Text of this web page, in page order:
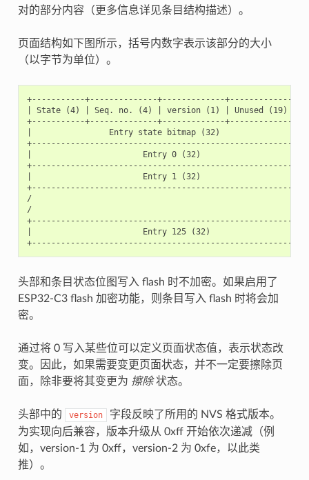
对的部分内容（更多信息详见条目结构描述）。
页面结构如下图所示，括号内数字表示该部分的大小
（以字节为单位）。
+-----------+--------------+-------------
| State (4) | Seq. no. (4) | version (1) | Unused (19) |
+-----------+--------------+-------------
|                Entry state bitmap (32)
|                       Entry 0 (32)
|                       Entry 1 (32)
/
/
|                       Entry 125 (32)
头部和条目状态位图写入 flash 时不加密。如果启用了
ESP32-C3 flash 加密功能，则条目写入 flash 时将会加
密。
通过将 0 写入某些位可以定义页面状态值，表示状态改
变。因此，如果需要变更页面状态，并不一定要擦除页
面，除非要将其变更为 擦除状态。
头部中的 version
字段反映了所用的 NVS 格式版本。
为实现向后兼容，版本升级从 0xff 开始依次递减（例
如，version-1 为 0xff，version-2 为 0xfe，以此类
推）。